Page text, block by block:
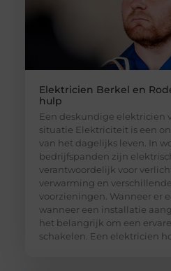
Elektricien Berkel en
hulp
Een deskundige elektricien
situatie Elektriciteit is een
van het dagelijks leven. In
bedrijfspanden zijn
verantwoordelijk voor
verwarming en
voorzieningen. Wanneer er
wanneer een installatie
het belangrijk om een
schakelen. Een elektricien